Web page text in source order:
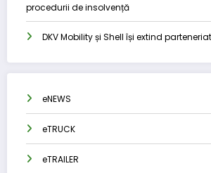
procedurii de insolvență
DKV Mobility și Shell își extind
eNEWS
eTRUCK
eTRAILER